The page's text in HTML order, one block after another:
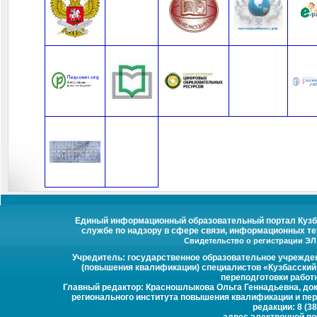
Единый информационный образовательный портал
службе по надзору в сфере связи, информационных
Свидетельство о регистрации
Учредитель: государственное образовательное
(повышения квалификации) специалистов
переподготовки
Главный редактор: Красношлыкова Ольга Геннадьевна,
регионального института повышения квалификации и
редакции: 8